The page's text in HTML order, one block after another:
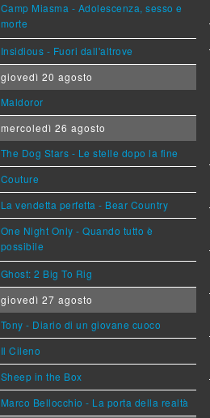
Camp Miasma - Adolescenza, sesso e
morte
Insidious - Fuori dall'altrove
giovedì 20 agosto
Maldoror
mercoledì 26 agosto
The Dog Stars - Le stelle dopo la fine
Couture
La vendetta perfetta - Bear Country
One Night Only - Quando tutto è
possibile
Ghost: 2 Big To Rig
giovedì 27 agosto
Tony - Diario di un giovane cuoco
Il Cileno
Sheep in the Box
Marco Bellocchio - La porta della realtà